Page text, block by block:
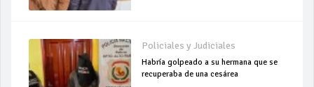
Policiales y Judiciales
Habría golpeado a su hermana que se
recuperaba de una cesárea